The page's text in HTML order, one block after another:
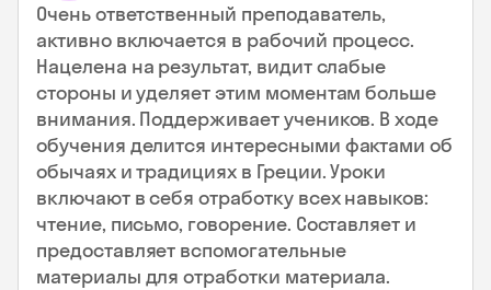
Очень ответственный преподаватель,
активно включается в рабочий процесс.
Нацелена на результат, видит слабые
стороны и уделяет этим моментам больше
внимания. Поддерживает учеников. В ходе
обучения делится интересными фактами об
обычаях и традициях в Греции. Уроки
включают в себя отработку всех навыков:
чтение, письмо, говорение. Составляет и
предоставляет вспомогательные
материалы для отработки материала.